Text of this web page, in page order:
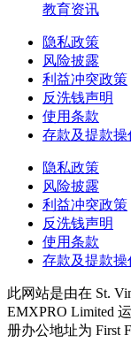
教育资讯
隐私政策
风险披露
利益冲突政策
反洗钱声明
使用条款
存款及提款操
隐私政策
风险披露
利益冲突政策
反洗钱声明
使用条款
存款及提款操
此网站是由在 St.
EMXPRO Limited
册办公地址为 First